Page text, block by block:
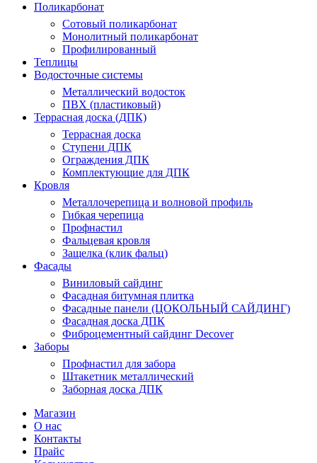
Поликарбонат
Сотовый поликарбонат
Монолитный поликарбонат
Профилированный
Теплицы
Водосточные системы
Металлический водосток
ПВХ (пластиковый)
Террасная доска (ДПК)
Террасная доска
Ступени ДПК
Ограждения ДПК
Комплектующие для ДПК
Кровля
Металлочерепица и волновой профиль
Гибкая черепица
Профнастил
Фальцевая кровля
Защелка (клик фальц)
Фасады
Виниловый сайдинг
Фасадная битумная плитка
Фасадные панели (ЦОКОЛЬНЫЙ САЙДИНГ)
Фасадная доска ДПК
Фиброцементный сайдинг Decover
Заборы
Профнастил для забора
Штакетник металлический
Заборная доска ДПК
Магазин
О нас
Контакты
Прайс